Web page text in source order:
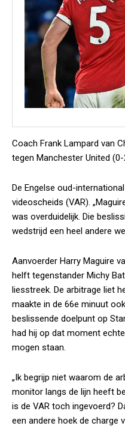
Coach Frank Lampard van
tegen Manchester United
De Engelse oud-
videoscheids (VAR).
was overduidelijk. Die
wedstrijd een heel andere
Aanvoerder Harry Maguire
helft tegenstander Michy
liesstreek. De arbitrage liet
maakte in de 66e minuut
beslissende doelpunt op
had hij op dat moment
mogen staan.
„Ik begrijp niet waarom de
monitor langs de lijn heeft
is de VAR toch ingevoerd?
een andere hoek de charge